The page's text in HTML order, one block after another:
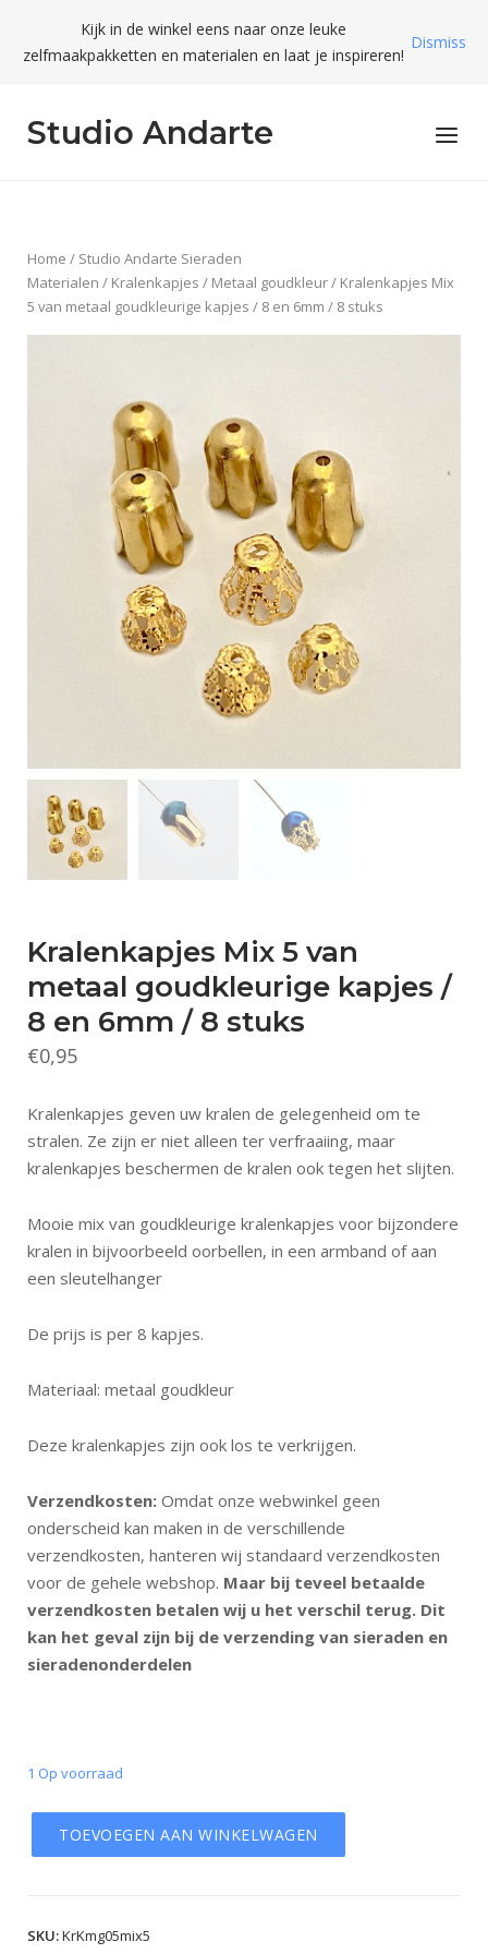
content
Kijk in de winkel eens naar onze leuke
zelfmaakpakketten en materialen en laat je inspireren!
Dismiss
Studio Andarte Menu
Home / Studio Andarte Sieraden
Materialen / Kralenkapjes / Metaal goudkleur/ Kralenkapjes Mix
5 van metaal goudkleurige kapjes / 8 en 6mm / 8 stuks
Kralenkapjes Mix 5 van
metaal goudkleurige kapjes /
8 en 6mm / 8 stuks
€0,95
Kralenkapjes geven uw kralen de gelegenheid om te
stralen. Ze zijn er niet alleen ter verfraaiing, maar
kralenkapjes beschermen de kralen ook tegen het slijten.
Mooie mix van goudkleurige kralenkapjes voor bijzondere
kralen in bijvoorbeeld oorbellen, in een armband of aan
een sleutelhanger
De prijs is per 8 kapjes.
Materiaal: metaal goudkleur
Deze kralenkapjes zijn ook los te verkrijgen.
Verzendkosten: Omdat onze webwinkel geen
onderscheid kan maken in de verschillende
verzendkosten, hanteren wij standaard verzendkosten
voor de gehele webshop. Maar bij teveel betaalde
verzendkosten betalen wij u het verschil terug. Dit
kan het geval zijn bij de verzending van sieraden en
sieradenonderdelen
1 Op voorraad
TOEVOEGEN AAN WINKELWAGEN
SKU:KrKmg05mix5